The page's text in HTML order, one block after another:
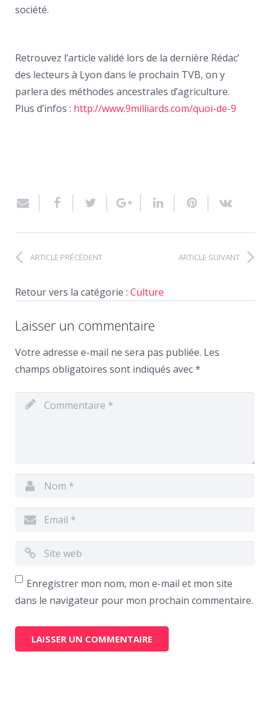
société.
Retrouvez l’article validé lors de la dernière Rédac’
des lecteurs à Lyon dans le prochain TVB, on y
parlera des méthodes ancestrales d’agriculture.
Plus d’infos : http://www.9milliards.com/quoi-de-9
ARTICLE PRÉCÉDENT ARTICLE SUIVANT
Retour vers la catégorie : Culture
Laisser un commentaire
Votre adresse e-mail ne sera pas publiée. Les
champs obligatoires sont indiqués avec*
Enregistrer mon nom, mon e-mail et mon site
dans le navigateur pour mon prochain commentaire.